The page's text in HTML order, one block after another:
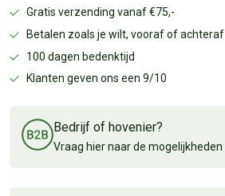
Gratis verzending vanaf €75,-
Betalen zoals je wilt, vooraf of achteraf
100 dagen bedenktijd
Klanten geven ons een 9/10
Bedrijf of hovenier?
Vraag hier naar de mogelijkheden